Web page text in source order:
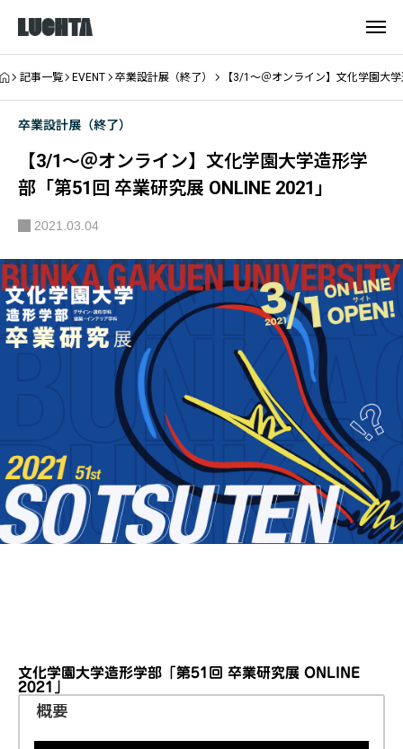
記事一覧 EVENT 卒業設計展（終了） 【3/1～＠オンライン】文化学園大
卒業設計展（終了）
【3/1～＠オンライン】文化学園大学造形学
部「第51回 卒業研究展 ONLINE 2021」
2021.03.04
文化学園大学造形学部「第51回 卒業研究展 ONLINE
2021」
概要